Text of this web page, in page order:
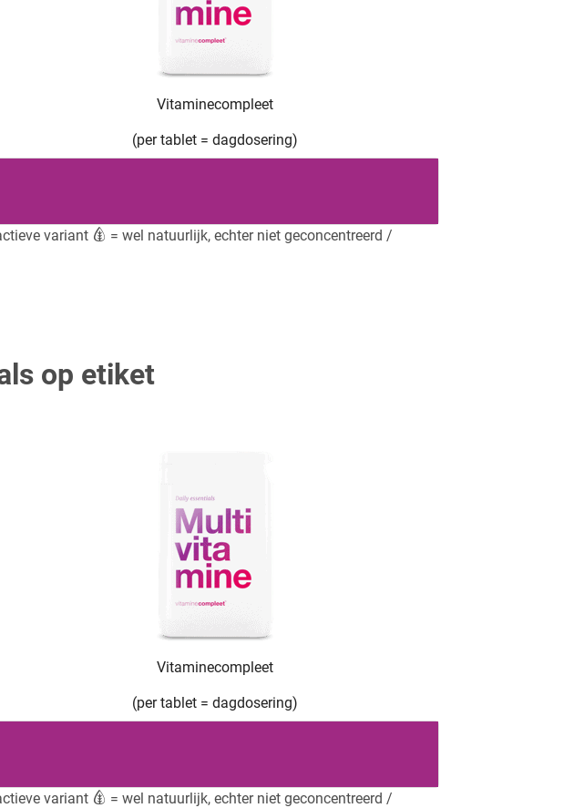
Vitaminecompleet
(per tablet = dagdosering)
variant
= wel natuurlijk, echter niet geconcentreerd /
op etiket
Vitaminecompleet
(per tablet = dagdosering)
variant = wel natuurlijk, echter niet geconcentreerd /